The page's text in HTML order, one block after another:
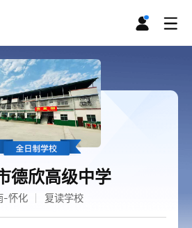
德欣高级中学
-怀化 复读学校